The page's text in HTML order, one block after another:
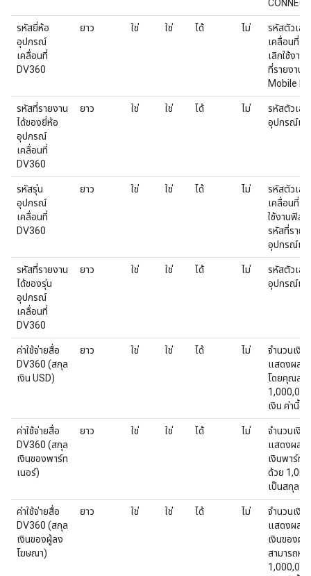
รหัสยี่ห้อ
อุปกรณ์
เคลื่อนที่
DV360
ยาว ใช่ ใช่ ได้ ไม่
รหัสตัวเล
เคลื่อนที่ ค่
เลิกใช้งาน
ที่รายงาน
Mobile
รหัสที่รายงาน
ได้ของยี่ห้อ
อุปกรณ์
เคลื่อนที่
DV360
ยาว ใช่ ใช่ ได้ ไม่
รหัสตัวเล
อุปกรณ์เค
รหัสรุ่น
อุปกรณ์
เคลื่อนที่
DV360
ยาว ใช่ ใช่ ได้ ไม่
รหัสตัวเล
เคลื่อนที่ ค่
ใช้งานฟิลด์
รหัสที่รายง
อุปกรณ์เค
รหัสที่รายงาน
ได้ของรุ่น
อุปกรณ์
เคลื่อนที่
DV360
ยาว ใช่ ใช่ ได้ ไม่
รหัสตัวเลข
อุปกรณ์เค
ค่าใช้จ่ายสื่อ
DV360 (สกุล
เงิน USD)
ยาว ใช่ ใช่ ได้ ไม่
จำนวนเงิน
แสดงผลใ
โดยคุณสา
เงิน ค่านี้อ
ค่าใช้จ่ายสื่อ
DV360 (สกุล
เงินของพาร์ท
เนอร์)
ยาว ใช่ ใช่ ได้ ไม่
จํานวนเงิน
แสดงผลใ
เงินพาร์ท
ด้วย
เป็นสกุลเงิ
ค่าใช้จ่ายสื่อ
DV360 (สกุล
เงินของผู้ลง
โฆษณา)
ยาว ใช่ ใช่ ได้ ไม่
จำนวนเงิน
แสดงผลใ
เงินของผู้
สามารถหา